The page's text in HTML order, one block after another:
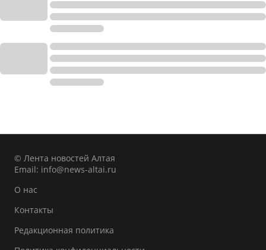
© Лента новостей Алтая
Email: info@news-altai.ru
О нас
Контакты
Редакционная политика